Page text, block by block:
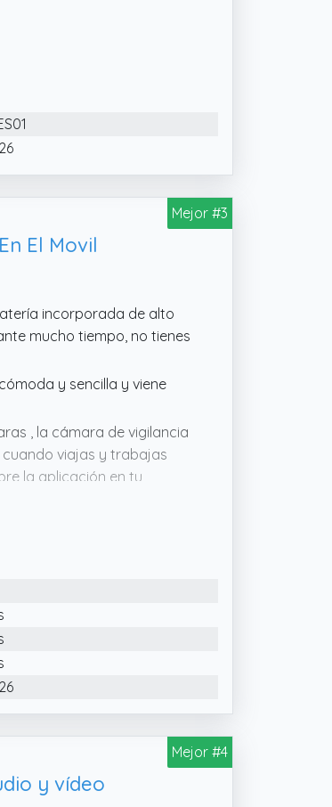
nítidas en resolución
en tiempo real mediante
Mejor #3
El Movil
incorporada de alto
mucho tiempo, no tienes
y sencilla y viene
, la cámara de vigilancia
viajas y trabajas
la aplicación en tu
en cualquier momento y
Camara detecta que
notificación de alarma lo
Camara es ideal como
u oficina
Mejor #4
y vídeo